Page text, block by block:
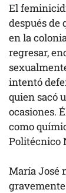
El
después de
en la
regresar,
intentó
quien sacó
ocasiones.
como
Politécnico
María José